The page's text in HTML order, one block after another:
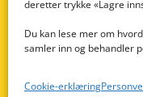
deretter trykke «Lagre
Du kan lese mer om
samler inn og behandler
Cookie-erklæring
Org.